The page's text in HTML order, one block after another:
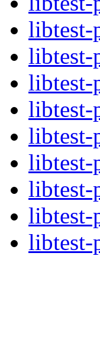
libtest-
libtest-
libtest-
libtest-
libtest-
libtest-
libtest-
libtest-
libtest-